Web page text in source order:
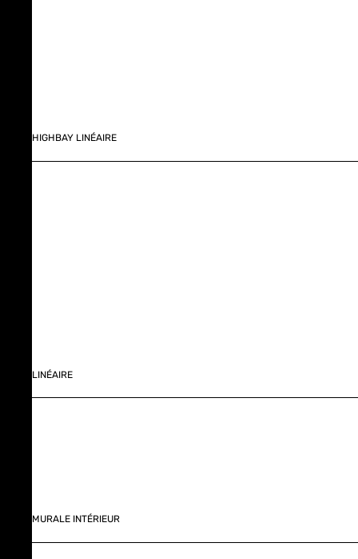
HIGHBAY LINÉAIRE
LINÉAIRE
MURALE INTÉRIEUR